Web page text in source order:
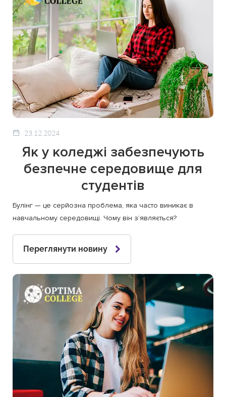
23.12.2024
Як у коледжі забезпечують
безпечне середовище для
студентів
Булінг — це серйозна проблема, яка часто виникає в
навчальному середовищі. Чому він з’являється?
Переглянути новину